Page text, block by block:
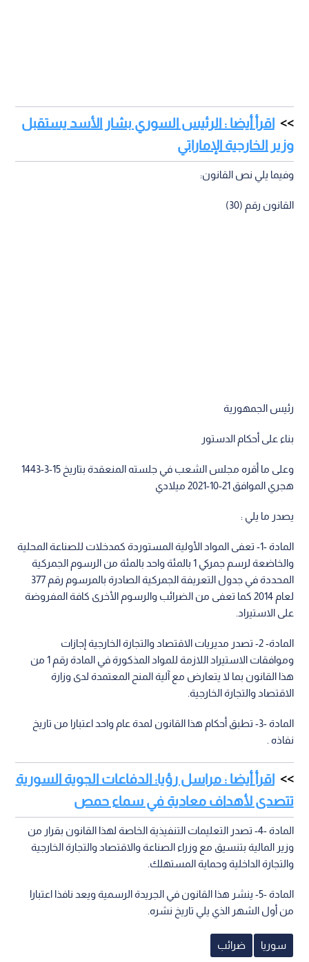
اقرأ أيضا : الرئيس السوري بشار الأسد يستقبل
وزير الخارجية الإماراتي
وفيما يلي نص القانون:
القانون رقم (30)
رئيس الجمهورية
بناء على أحكام الدستور
وعلى ما أقره مجلس الشعب في جلسته المنعقدة بتاريخ 15-3-1443
هجري الموافق 21-10-2021 ميلادي
يصدر ما يلي :
المادة -1- تعفى المواد الأولية المستوردة كمدخلات للصناعة المحلية
والخاضعة لرسم جمركي 1 بالمئة واحد بالمئة من الرسوم الجمركية
المحددة في جدول التعريفة الجمركية الصادرة بالمرسوم رقم 377
لعام 2014 كما تعفى من الضرائب والرسوم الأخرى كافة المفروضة
على الاستيراد.
المادة- 2- تصدر مديريات الاقتصاد والتجارة الخارجية إجازات
وموافقات الاستيراد اللازمة للمواد المذكورة في المادة رقم 1 من
هذا القانون بما لا يتعارض مع آلية المنح المعتمدة لدى وزارة
الاقتصاد والتجارة الخارجية.
المادة -3- تطبق أحكام هذا القانون لمدة عام واحد اعتبارا من تاريخ
نفاذه .
اقرأ أيضا : مراسل رؤيا: الدفاعات الجوية السورية
تتصدى لأهداف معادية في سماء حمص
المادة -4- تصدر التعليمات التنفيذية الخاصة لهذا القانون بقرار من
وزير المالية بتنسيق مع وزراء الصناعة والاقتصاد والتجارة الخارجية
والتجارة الداخلية وحماية المستهلك.
المادة -5- ينشر هذا القانون في الجريدة الرسمية ويعد نافذا اعتبارا
من أول الشهر الذي يلي تاريخ نشره.
سوريا ضرائب